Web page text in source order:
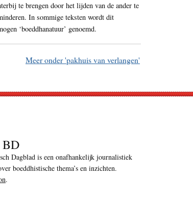
te brengen door het lijden van de ander te
In sommige teksten wordt dit
‘boeddhanatuur’ genoemd.
Meer onder 'pakhuis van verlangen'
BD
Dagblad is een onafhankelijk journalistiek
boeddhistische thema’s en inzichten.
.